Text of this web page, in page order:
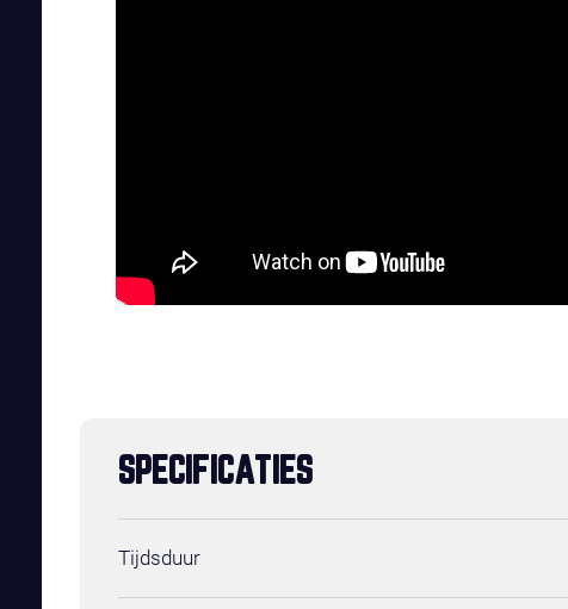
SPECIFICATIES
Tijdsduur